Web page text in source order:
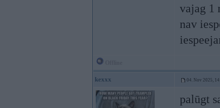
vajag 1
nav
kexxx 04. Nov 2025,
palūgt